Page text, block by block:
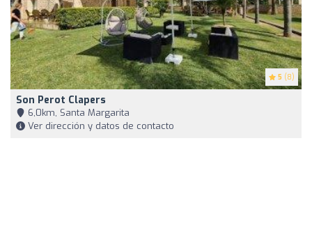
5 (8)
Son Perot Clapers
6,0km, Santa Margarita
Ver dirección y datos de contacto